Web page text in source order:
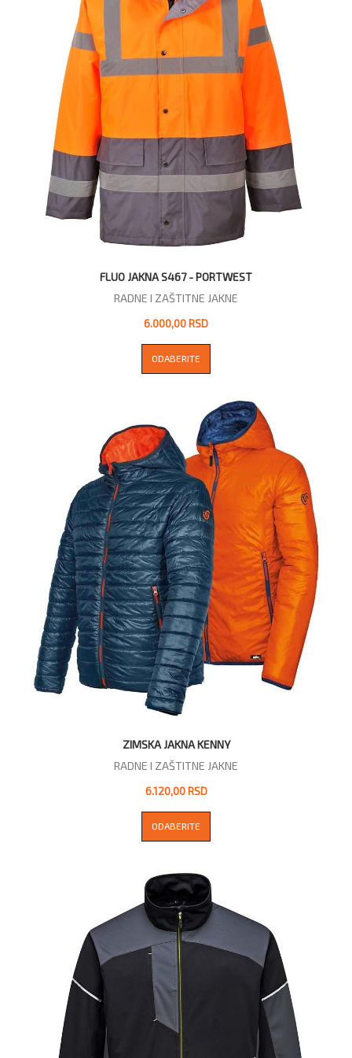
FLUO JAKNA S467 - PORTWEST
RADNE I ZAŠTITNE JAKNE
6.000,00 RSD
ODABERITE
ZIMSKA JAKNA KENNY
RADNE I ZAŠTITNE JAKNE
6.120,00 RSD
ODABERITE